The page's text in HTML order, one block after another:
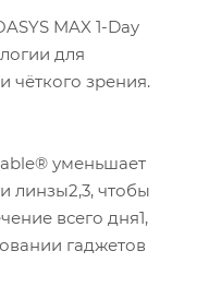
MAX 1-Day
для
зрения.
уменьшает
линзы2,3, чтобы
всего дня1,
гаджетов